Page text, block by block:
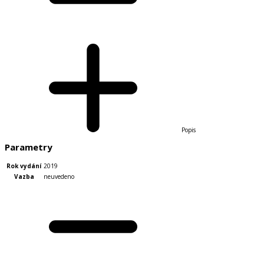
Popis
Parametry
Rok vydání 2019
Vazba
neuvedeno